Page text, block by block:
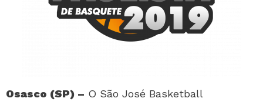
Osasco (SP) – O São José Basketball